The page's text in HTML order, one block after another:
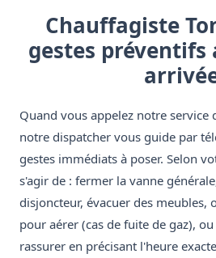
Chauffagiste
gestes
Quand vous appelez notre service
notre dispatcher vous guide par
gestes immédiats à poser. Selon
s'agir de : fermer la vanne
disjoncteur, évacuer des meubles,
pour aérer (cas de fuite de gaz),
rassurer en précisant l'heure